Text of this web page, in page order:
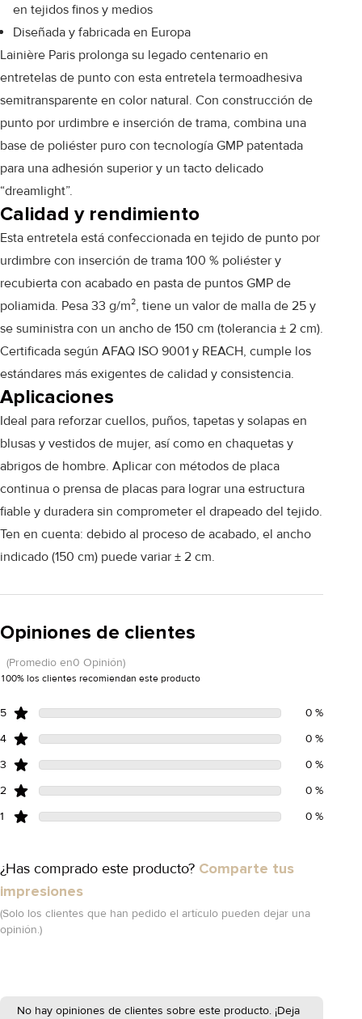
en tejidos finos y medios
Diseñada y fabricada en Europa
Lainière Paris prolonga su legado centenario en
entretelas de punto con esta entretela termoadhesiva
semitransparente en color natural. Con construcción de
punto por urdimbre e inserción de trama, combina una
base de poliéster puro con tecnología GMP patentada
para una adhesión superior y un tacto delicado
“dreamlight”.
Calidad y rendimiento
Esta entretela está confeccionada en tejido de punto por
urdimbre con inserción de trama 100 % poliéster y
recubierta con acabado en pasta de puntos GMP de
poliamida. Pesa 33 g/m², tiene un valor de malla de 25 y
se suministra con un ancho de 150 cm (tolerancia ± 2 cm).
Certificada según AFAQ ISO 9001 y REACH, cumple los
estándares más exigentes de calidad y consistencia.
Aplicaciones
Ideal para reforzar cuellos, puños, tapetas y solapas en
blusas y vestidos de mujer, así como en chaquetas y
abrigos de hombre. Aplicar con métodos de placa
continua o prensa de placas para lograr una estructura
fiable y duradera sin comprometer el drapeado del tejido.
Ten en cuenta: debido al proceso de acabado, el ancho
indicado (150 cm) puede variar ± 2 cm.
Opiniones de clientes
(Promedio en0 Opinión)
100% los clientes recomiendan este producto
5
0 %
4
0 %
3
0 %
2
0 %
1
0 %
¿Has comprado este producto? Comparte tus
impresiones
(Solo los clientes que han pedido el artículo pueden dejar una
opinión.)
No hay opiniones de clientes sobre este producto. ¡Deja